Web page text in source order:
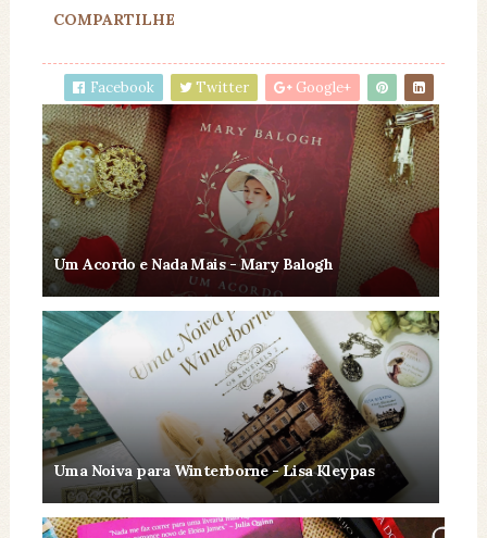
COMPARTILHE
Facebook Twitter Google+
Um Acordo e Nada Mais - Mary Balogh
Uma Noiva para Winterborne - Lisa Kleypas